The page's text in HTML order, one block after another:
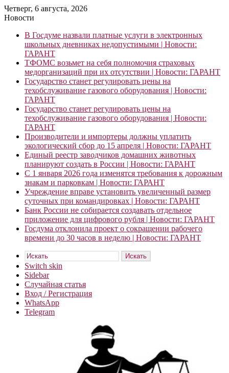
Четверг, 6 августа, 2026
Новости
В Госдуме назвали платные услуги в электронных
школьных дневниках недопустимыми | Новости:
ГАРАНТ
ТФОМС возьмет на себя полномочия страховых
медорганизаций при их отсутствии | Новости: ГАРАНТ
Государство станет регулировать цены на
техобслуживание газового оборудования | Новости:
ГАРАНТ
Государство станет регулировать цены на
техобслуживание газового оборудования | Новости:
ГАРАНТ
Производители и импортеры должны уплатить
экологический сбор до 15 апреля | Новости: ГАРАНТ
Единый реестр заводчиков домашних животных
планируют создать в России | Новости: ГАРАНТ
С 1 января 2026 года изменятся требования к дорожным
знакам и парковкам | Новости: ГАРАНТ
Учреждение вправе установить увеличенный размер
суточных при командировках | Новости: ГАРАНТ
Банк России не собирается создавать отдельное
приложение для цифрового рубля | Новости: ГАРАНТ
Госдума отклонила проект о сокращении рабочего
времени до 30 часов в неделю | Новости: ГАРАНТ
Искать
Switch skin
Sidebar
Случайная статья
Вход / Регистрация
WhatsApp
Telegram